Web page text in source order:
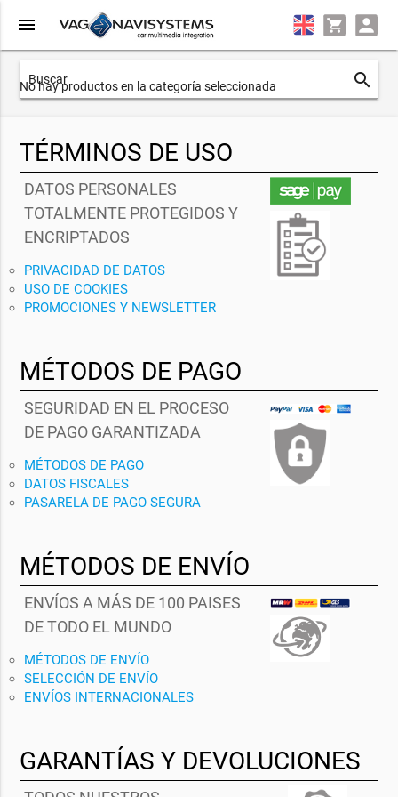
menu
search
No hay productos en la categoría seleccionada
TÉRMINOS DE USO
DATOS PERSONALES
TOTALMENTE PROTEGIDOS Y
ENCRIPTADOS
PRIVACIDAD DE DATOS
USO DE COOKIES
PROMOCIONES Y NEWSLETTER
MÉTODOS DE PAGO
SEGURIDAD EN EL PROCESO
DE PAGO GARANTIZADA
MÉTODOS DE PAGO
DATOS FISCALES
PASARELA DE PAGO SEGURA
MÉTODOS DE ENVÍO
ENVÍOS A MÁS DE 100 PAISES
DE TODO EL MUNDO
MÉTODOS DE ENVÍO
SELECCIÓN DE ENVÍO
ENVÍOS INTERNACIONALES
GARANTÍAS Y DEVOLUCIONES